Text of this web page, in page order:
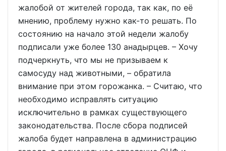
жалобой от жителей города, так как, по её
мнению, проблему нужно как-то решать. По
состоянию на начало этой недели жалобу
подписали уже более 130 анадырцев. – Хочу
подчеркнуть, что мы не призываем к
самосуду над животными, – обратила
внимание при этом горожанка. – Считаю, что
необходимо исправлять ситуацию
исключительно в рамках существующего
законодательства. После сбора подписей
жалоба будет направлена в администрацию